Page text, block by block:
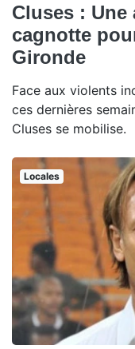
Cluses :
cagnotte
Gironde
Face aux violents
ces dernières
Cluses se mobilise.
Locales